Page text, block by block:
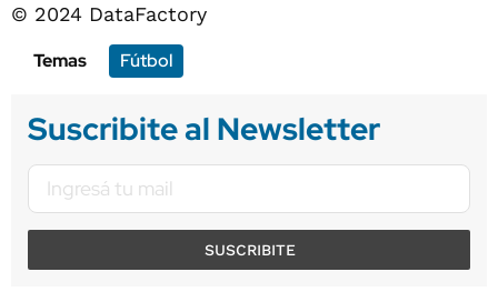
© 2024 DataFactory
Temas
Fútbol
Suscribite al Newsletter
SUSCRIBITE